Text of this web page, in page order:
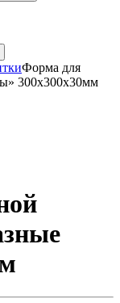
Форма для
300х300х30мм